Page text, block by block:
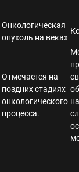
Онкологическая
опухоль на веках
Отмечается на
поздних стадиях
онкологического
процесса.